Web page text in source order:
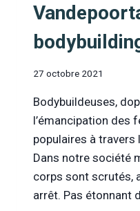
27 octobre 2021
Bodybuildeuses,
l’émancipation des
populaires à travers
Dans notre société
corps sont scrutés,
arrêt. Pas étonnant